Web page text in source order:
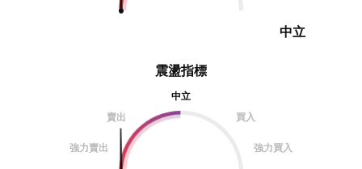
震盪指標
中立
賣出
買入
強力賣出 強力買入
中立